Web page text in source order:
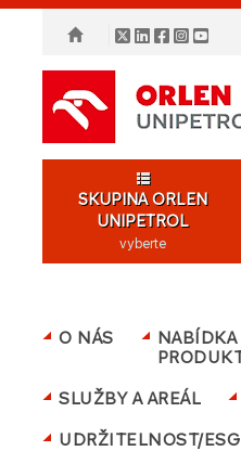
SKUPINA ORLEN
UNIPETROL
vyberte
O NÁS
NABÍDKA
SLUŽBY A AREÁL
UDRŽITELNOST/ESG